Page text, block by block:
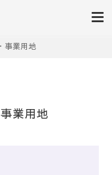
事業用地
業用地